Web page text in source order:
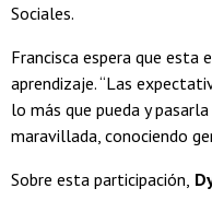
Sociales.
Francisca espera que esta
aprendizaje. “Las
lo más que pueda y
maravillada, conociendo
Sobre esta participación,